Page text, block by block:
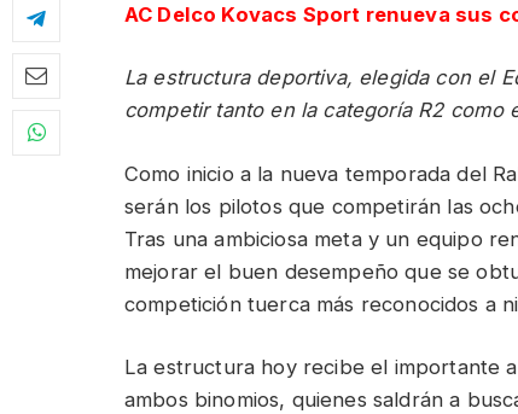
AC Delco Kovacs Sport renueva sus
La estructura deportiva, elegida con el
competir tanto en la categoría R2 como
Como inicio a la nueva temporada del
serán los pilotos que competirán las
Tras una ambiciosa meta y un equipo
mejorar el buen desempeño que se
competición tuerca más reconocidos a
La estructura hoy recibe el importante
ambos binomios, quienes saldrán a